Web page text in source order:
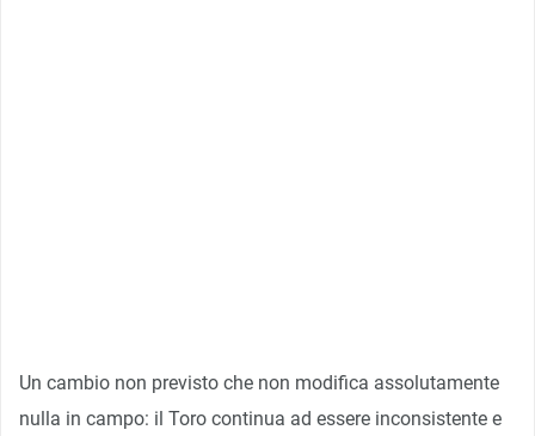
Un cambio non previsto che non modifica assolutamente
nulla in campo: il Toro continua ad essere inconsistente e